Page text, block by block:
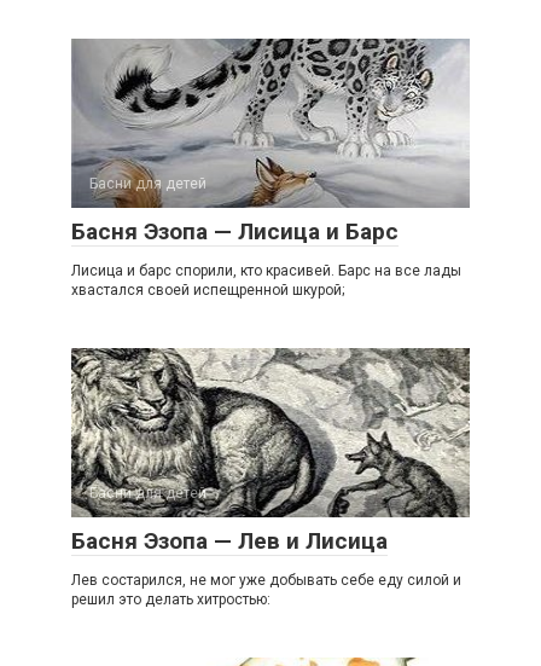
Басни для детей
Басня Эзопа — Лисица и Барс
Лисица и барс спорили, кто красивей. Барс на все лады
хвастался своей испещренной шкурой;
Басни для детей
Басня Эзопа — Лев и Лисица
Лев состарился, не мог уже добывать себе еду силой и
решил это делать хитростью: